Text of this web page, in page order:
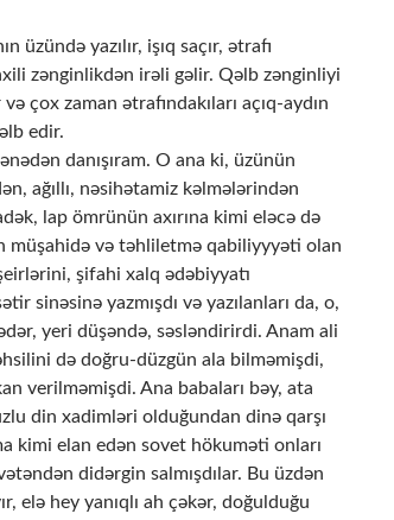
üzündə yazılır, işıq saçır, ətrafı
zənginlikdən irəli gəlir. Qəlb zənginliyi
çox zaman ətrafındakıları açıq-aydın
edir.
danışıram. O ana ki, üzünün
ağıllı, nəsihətamiz kəlmələrindən
lap ömrünün axırına kimi eləcə də
müşahidə və təhliletmə qabiliyyyəti olan
şifahi xalq ədəbiyyatı
sinəsinə yazmışdı və yazılanları da, o,
yeri düşəndə, səsləndirirdi. Anam ali
də doğru-düzgün ala bilməmişdi,
verilməmişdi. Ana babaları bəy, ata
din xadimləri olduğundan dinə qarşı
kimi elan edən sovet hökuməti onları
didərgin salmışdılar. Bu üzdən
elə hey yanıqlı ah çəkər, doğulduğu